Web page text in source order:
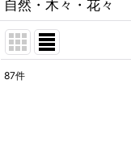
自然・木々・花々
87件